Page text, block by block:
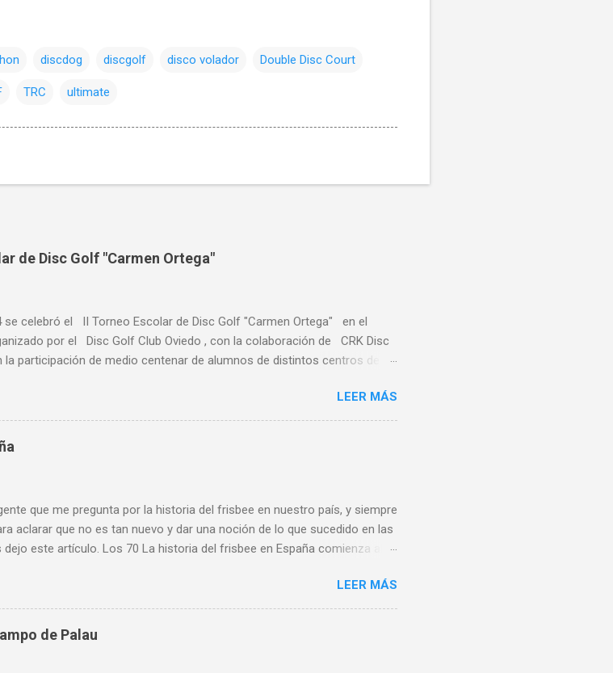
discdog discgolf disco volador Double Disc Court
TRC ultimate
de Disc Golf "Carmen Ortega"
se celebró el II Torneo Escolar de Disc Golf "Carmen Ortega" en el
por el Disc Golf Club Oviedo , con la colaboración de CRK Disc
de medio centenar de alumnos de distintos centros de
, Avilés, Pravia, Nava, Sariego, Villaviciosa, Noreña y Oviedo, donde
IES Leopoldo Alas. Participó alumnado de quince centros escolares
que pone de manifiesto el crecimiento de este deporte también en el
cada vez más los centros y los maestros y profesores de educación
esta actividad dentro de sus programaciones Este sirvió también de
LEER MÁS
que me pregunta por la historia del frisbee en nuestro país, y siempre
aclarar que no es tan nuevo y dar una noción de lo que sucedido en las
este artículo. Los 70 La historia del frisbee en España comienza al
en el mundo del disco volador. Ese mismo año un grupo de aficionados
(A.E.F.) con sede en Bilbao. Aunque parece ser que la A.E.F.
tuvo jugadores afiliados, no figura como organizadora de ningún
tipo de actividad en ningún sitio. 1985 Primer Campeonato de España
del DGCO: Belén, Juan, Pedro, Patxo y Eduardo Los 80 y 90 En 1983 se
LEER MÁS
de Palau